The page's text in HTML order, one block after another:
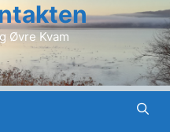
Øvre Kvam